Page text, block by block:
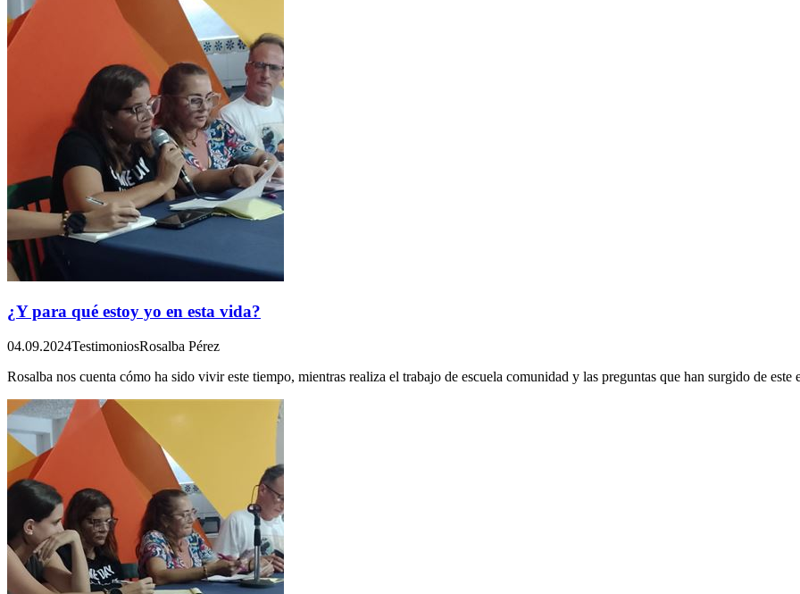
¿Y para qué estoy yo en esta vida?
04.09.2024TestimoniosRosalba Pérez
Rosalba nos cuenta cómo ha sido vivir este tiempo, mientras realiza el trabajo de escuela comunidad y las preguntas que han surgido de este